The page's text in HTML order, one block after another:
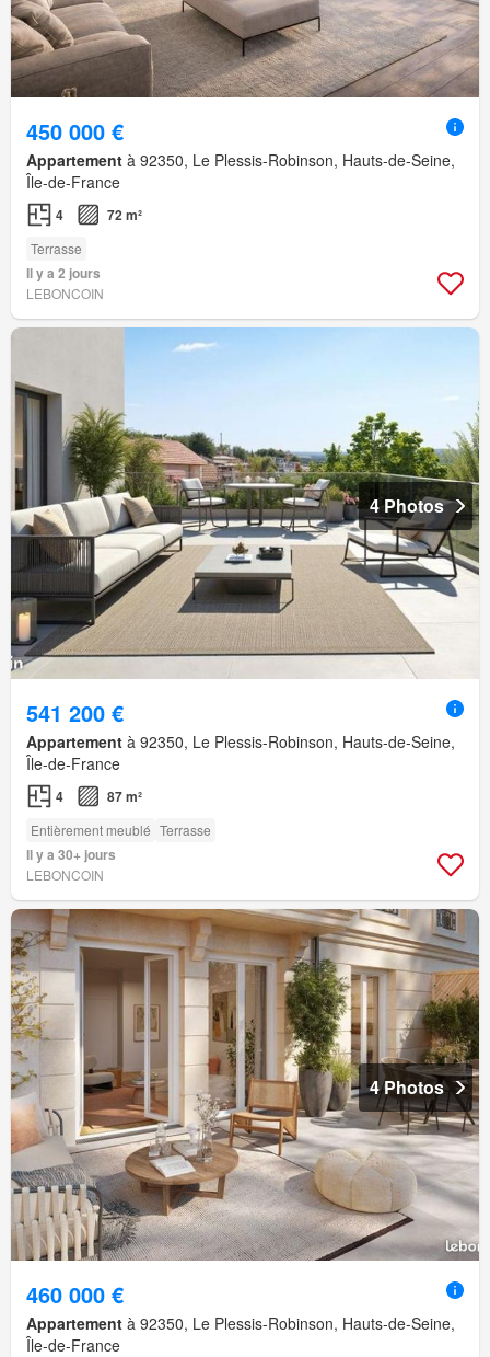
450 000 €
Appartement à 92350, Le Plessis-Robinson, Hauts-de-Seine,
Île-de-France
4 72 m²
Terrasse
Il y a 2 jours
LEBONCOIN
4 Photos
541 200 €
Appartement à 92350, Le Plessis-Robinson, Hauts-de-Seine,
Île-de-France
4 87 m²
Entièrement meublé Terrasse
Il y a 30+ jours
LEBONCOIN
4 Photos
460 000 €
Appartement à 92350, Le Plessis-Robinson, Hauts-de-Seine,
Île-de-France